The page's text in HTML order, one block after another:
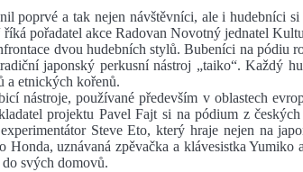
poprvé a tak nejen návštěvníci, ale i hudebníci
pořadatel akce Radovan Novotný jednatel
dvou hudebních stylů. Bubeníci na pódiu
japonský perkusní nástroj „taiko“. Každý
a etnických kořenů.
nástroje, používané především v oblastech
projektu Pavel Fajt si na pódium z
Steve Eto, který hraje nejen na
Honda, uznávaná zpěvačka a klávesistka
svých domovů.